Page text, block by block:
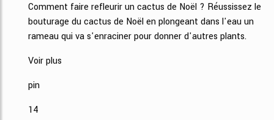
Comment faire refleurir un cactus de Noël ? Réussissez le
bouturage du cactus de Noël en plongeant dans l'eau un
rameau qui va s'enraciner pour donner d'autres plants.
Voir plus
pin
14